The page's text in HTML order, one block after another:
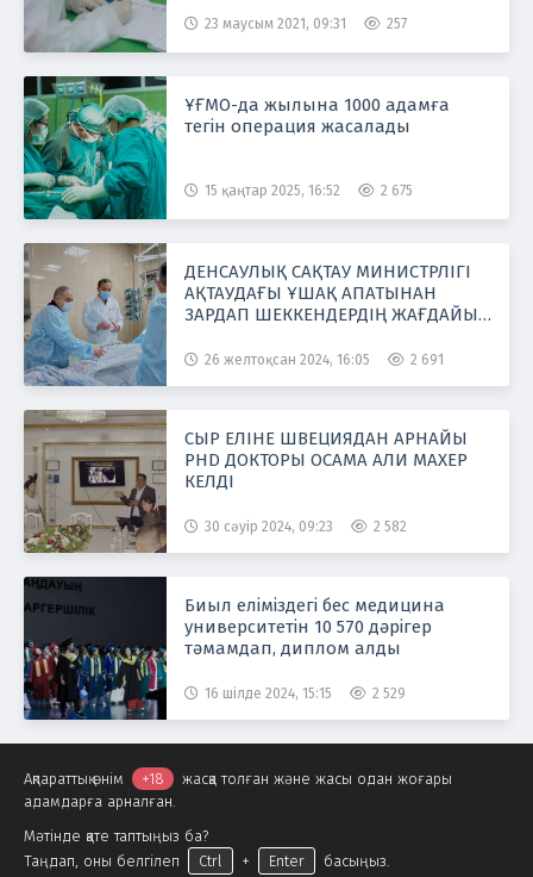
23 маусым 2021, 09:31 257
ҰҒМО-да жылына 1000 адамға
тегін операция жасалады
15 қаңтар 2025, 16:52 2 675
ДЕНСАУЛЫҚ САҚТАУ МИНИСТРЛІГІ
АҚТАУДАҒЫ ҰШАҚ АПАТЫНАН
ЗАРДАП ШЕККЕНДЕРДІҢ ЖАҒДАЙЫ
26 желтоқсан 2024, 16:05 2 691
СЫР ЕЛIНЕ ШВЕЦИЯДАН АРНАЙЫ
PHD ДОКТОРЫ ОСАМА АЛИ МАХЕР
КЕЛДI
30 сәуір 2024, 09:23 2 582
Биыл еліміздегі бес медицина
университетін 10 570 дәрігер
тәмамдап, диплом алды
16 шілде 2024, 15:15 2 529
Ақпараттық өнім +18
жасқа толған және жасы одан жоғары
адамдарға арналған.
Мәтінде қате таптыңыз ба?
Таңдап, оны белгілеп
Ctrl + Enter басыңыз.